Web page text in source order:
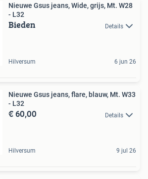
Nieuwe Gsus jeans, Wide, grijs, Mt. W28
- L32
Bieden Details
Hilversum 6 jun 26
Nieuwe Gsus jeans, flare, blauw, Mt. W33
- L32
€ 60,00 Details
Hilversum 9 jul 26